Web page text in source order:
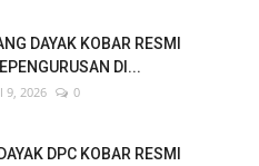
DAYAK KOBAR RESMI
DI...
9, 2026 0
DPC KOBAR RESMI